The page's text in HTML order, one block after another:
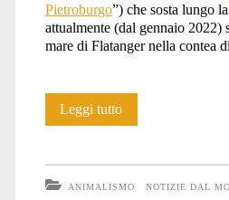
Pietroburgo”) che sosta lungo
attualmente (dal gennaio 2022)
mare di Flatanger nella contea
Leggi tuttoLa
ANIMALISMO NOTIZIE DAL